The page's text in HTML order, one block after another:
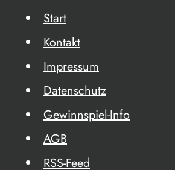
Start
Kontakt
Impressum
Datenschutz
Gewinnspiel-Info
AGB
RSS-Feed